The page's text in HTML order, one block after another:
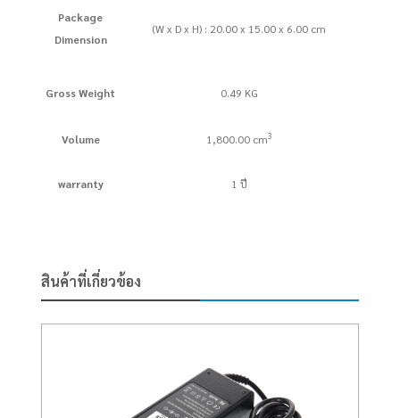
Package
Dimension
(W x D x H) : 20.00 x 15.00 x 6.00 cm
Gross Weight 0.49 KG
Volume 1,800.00 cm3
warranty 1 ปี
สินค้าที่เกี่ยวข้อง